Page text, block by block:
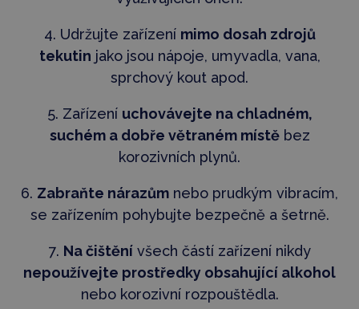
4. Udržujte zařízení mimo dosah zdrojů
tekutin jako jsou nápoje, umyvadla, vana,
sprchový kout apod.
5. Zařízení uchovávejte na chladném,
suchém a dobře větraném místěbez
korozivních plynů.
6. Zabraňte nárazům nebo prudkým vibracím,
se zařízením pohybujte bezpečně a šetrně.
7. Na čištěnívšech částí zařízení nikdy
nepoužívejte prostředky obsahující alkohol
nebo korozivní rozpouštědla.